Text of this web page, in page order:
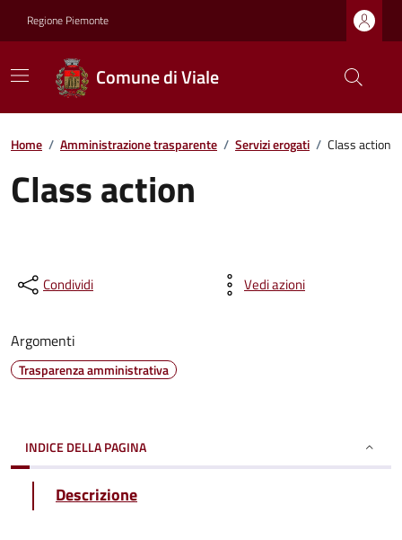
Regione Piemonte
Comune di Viale
Home / Amministrazione trasparente / Servizi erogati / Class action
Class action
Condividi Vedi azioni
Argomenti
Trasparenza amministrativa
INDICE DELLA PAGINA
Descrizione